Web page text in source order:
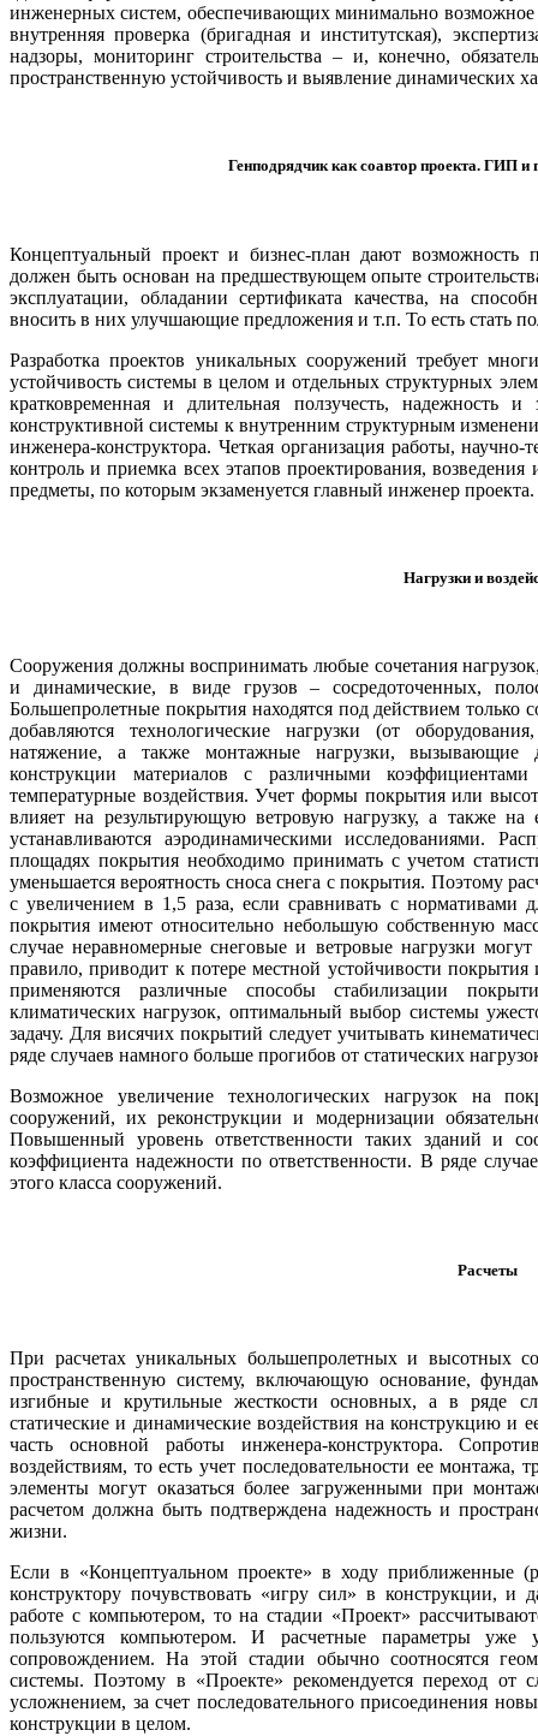
инженерных систем, обеспечивающих минимально возможное
внутренняя проверка (бригадная и институтская),
надзоры, мониторинг строительства – и, конечно,
пространственную устойчивость и выявление динамических
Генподрядчик как соавтор проекта. ГИП и
Концептуальный проект и бизнес-план дают возможность
должен быть основан на предшествующем опыте
эксплуатации, обладании сертификата качества, на
вносить в них улучшающие предложения и т.п. То есть стать
Разработка проектов уникальных сооружений требует
устойчивость системы в целом и отдельных структурных
кратковременная и длительная ползучесть, надежность и
конструктивной системы к внутренним структурным
инженера-конструктора. Четкая организация работы,
контроль и приемка всех этапов проектирования,
предметы, по которым экзаменуется главный инженер проекта.
Нагрузки и
Сооружения должны воспринимать любые сочетания
и динамические, в виде грузов – сосредоточенных,
Большепролетные покрытия находятся под действием только
добавляются технологические нагрузки (от
натяжение, а также монтажные нагрузки, вызывающие
конструкции материалов с различными
температурные воздействия. Учет формы покрытия или
влияет на результирующую ветровую нагрузку, а также
устанавливаются аэродинамическими исследованиями.
площадях покрытия необходимо принимать с учетом
уменьшается вероятность сноса снега с покрытия. Поэтому
с увеличением в 1,5 раза, если сравнивать с
покрытия имеют относительно небольшую собственную
случае неравномерные снеговые и ветровые нагрузки
правило, приводит к потере местной устойчивости
применяются различные способы стабилизации
климатических нагрузок, оптимальный выбор системы
задачу. Для висячих покрытий следует учитывать
ряде случаев намного больше прогибов от статических
Возможное увеличение технологических нагрузок на
сооружений, их реконструкции и модернизации
Повышенный уровень ответственности таких зданий и
коэффициента надежности по ответственности. В ряде
этого класса сооружений.
Расчеты
При расчетах уникальных большепролетных и высотных
пространственную систему, включающую основание,
изгибные и крутильные жесткости основных, а в ряде
статические и динамические воздействия на конструкцию и
часть основной работы инженера-конструктора.
воздействиям, то есть учет последовательности ее монтажа,
элементы могут оказаться более загруженными при
расчетом должна быть подтверждена надежность и
жизни.
Если в «Концептуальном проекте» в ходу приближенные
конструктору почувствовать «игру сил» в конструкции, и
работе с компьютером, то на стадии «Проект»
пользуются компьютером. И расчетные параметры уже
сопровождением. На этой стадии обычно соотносятся
системы. Поэтому в «Проекте» рекомендуется переход
усложнением, за счет последовательного присоединения
конструкции в целом.